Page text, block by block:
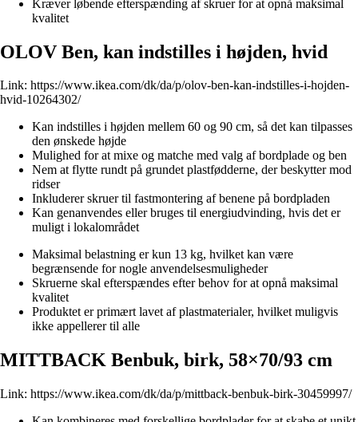
Kræver løbende efterspænding af skruer for at opnå maksimal
kvalitet
OLOV Ben, kan indstilles i højden, hvid
Link: https://www.ikea.com/dk/da/p/olov-ben-kan-indstilles-i-hojden-
hvid-10264302/
Kan indstilles i højden mellem 60 og 90 cm, så det kan tilpasses
den ønskede højde
Mulighed for at mixe og matche med valg af bordplade og ben
Nem at flytte rundt på grundet plastfødderne, der beskytter mod
ridser
Inkluderer skruer til fastmontering af benene på bordpladen
Kan genanvendes eller bruges til energiudvinding, hvis det er
muligt i lokalområdet
Maksimal belastning er kun 13 kg, hvilket kan være
begrænsende for nogle anvendelsesmuligheder
Skruerne skal efterspændes efter behov for at opnå maksimal
kvalitet
Produktet er primært lavet af plastmaterialer, hvilket muligvis
ikke appellerer til alle
MITTBACK Benbuk, birk, 58×70/93 cm
Link: https://www.ikea.com/dk/da/p/mittback-benbuk-birk-30459997/